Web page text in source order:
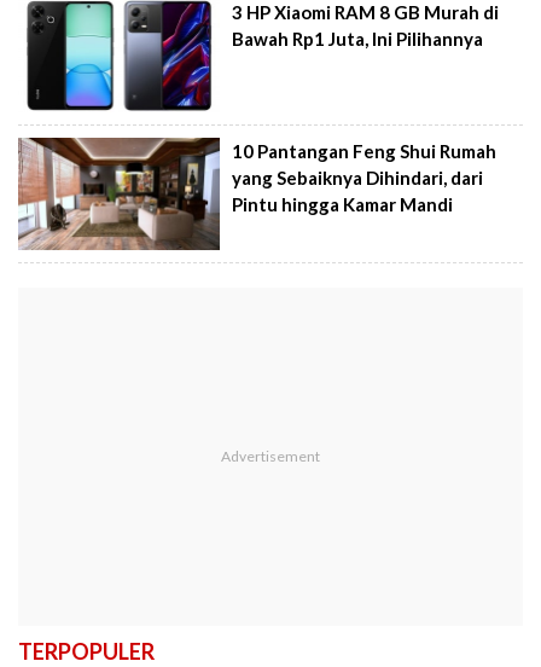
3 HP Xiaomi RAM 8 GB Murah di
Bawah Rp1 Juta, Ini Pilihannya
10 Pantangan Feng Shui Rumah
yang Sebaiknya Dihindari, dari
Pintu hingga Kamar Mandi
TERPOPULER